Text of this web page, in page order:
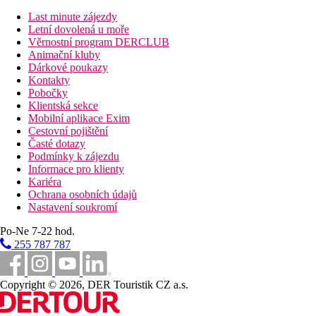
oddělené místnosti, vedlejší budova, velikost cca 30m2
Rodinný pokoj, 2 ložnice, Hlavní budova,
Renovovaný, Výhled moře:
velikost cca 30m2, zrekonstruované pokoje
Rodinná Suita, 2 ložnice, Hlavní budova,
Renovovaný, Výhled moře:
velikost cca 45m2, zrekonstruované pokoje
Rodinná Suita, 2 ložnice, Hlavní budova,
Renovovaný, Výhled moře, Jacuzzi:
místnosti, vířivka, , velikost cca 45m2, zrekonstruované
pokoje
Dvoulůžkový pokoj, 1 ložnice, Luxury, Výhled moře,
Soukromý bazén:
Jednolůžkový pokoj, Annex, Výhled zahrada nebo
Boční výhled na moře
Písečnooblázková pláž cca 150 m od hotelu. Lehátka a
slunečníky za poplatek. Hotelový autobus na pláž několikrát
denně.
Stravování
All Inclusive:
Last minute zájezdy
Letní dovolená u moře
Věrnostní program DERCLUB
Animační kluby
Dárkové poukazy
Kontakty
Pobočky
Klientská sekce
Mobilní aplikace Exim
Cestovní pojištění
Časté dotazy
Podmínky k zájezdu
Informace pro klienty
Kariéra
Ochrana osobních údajů
Nastavení soukromí
Po-Ne 7-22 hod.
255 787 787
Copyright © 2026, DER Touristik CZ a.s.